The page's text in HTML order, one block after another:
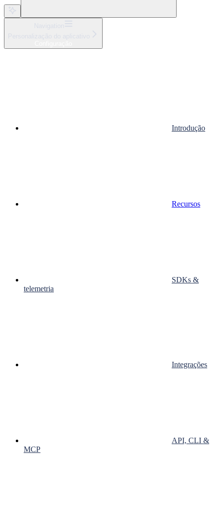
Introdução
Recursos
SDKs &
telemetria
Integrações
API, CLI &
MCP